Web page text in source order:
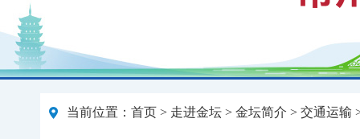
当前位置： 首页 > 走进金坛 > 金坛简介 > 交通运输